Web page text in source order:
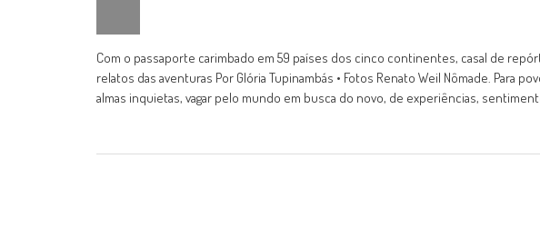
Com o passaporte carimbado em 59 países dos cinco continentes, casal de
relatos das aventuras Por Glória Tupinambás • Fotos Renato Weil Nômade. Para
almas inquietas, vagar pelo mundo em busca do novo, de experiências,